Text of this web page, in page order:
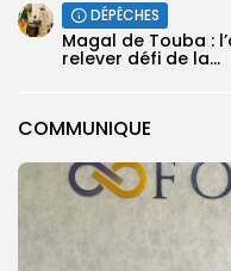
COMMUNIQUE
DÉPÊCHES
Magal de Touba :
relever défi de la...